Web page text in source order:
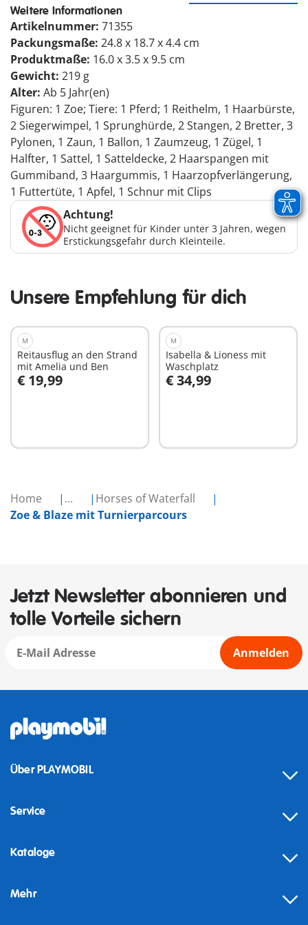
Home ...
Horses of Waterfall
Zoe & Blaze mit Turnierparcours
Weitere Informationen
Artikelnummer: 71355
Packungsmaße: 24.8 x 18.7 x 4.4 cm
Produktmaße: 16.0 x 3.5 x 9.5 cm
Gewicht: 219 g
Alter: Ab 5 Jahr(en)
Figuren: 1 Zoe; Tiere: 1 Pferd; 1 Reithelm, 1 Haarbürste,
2 Siegerwimpel, 1 Sprunghürde, 2 Stangen, 2 Bretter, 3
Pylonen, 1 Zaun, 1 Ballon, 1 Zaumzeug, 1 Zügel, 1
Halfter, 1 Sattel, 1 Satteldecke, 2 Haarspangen mit
Gummiband, 3 Haargummis, 1 Haarzopfverlängerung,
1 Futtertüte, 1 Apfel, 1 Schnur mit Clips
Achtung!
Nicht geeignet für Kinder unter 3 Jahren, wegen
Erstickungsgefahr durch Kleinteile.
Unsere Empfehlung für dich
M
Reitausflug an den Strand
mit Amelia und Ben
€ 19,99
In den Warenkorb
M
Isabella & Lioness mit
Waschplatz
€ 34,99
In den Warenkorb
Jetzt Newsletter abonnieren und
tolle Vorteile sichern
Anmelden
Über PLAYMOBIL
Service
Kataloge
Mehr